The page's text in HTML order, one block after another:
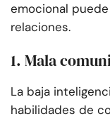
emocional
relaciones.
1. Mala
La baja
habilidades de